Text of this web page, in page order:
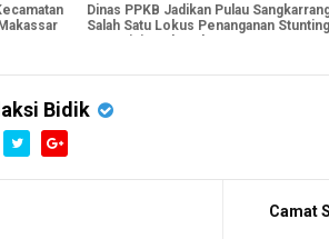
Dinas PPKB Jadikan Pulau
Salah Satu Lokus Penanganan
Jaga Gizi Anak Nelayan
Bidik
Camat